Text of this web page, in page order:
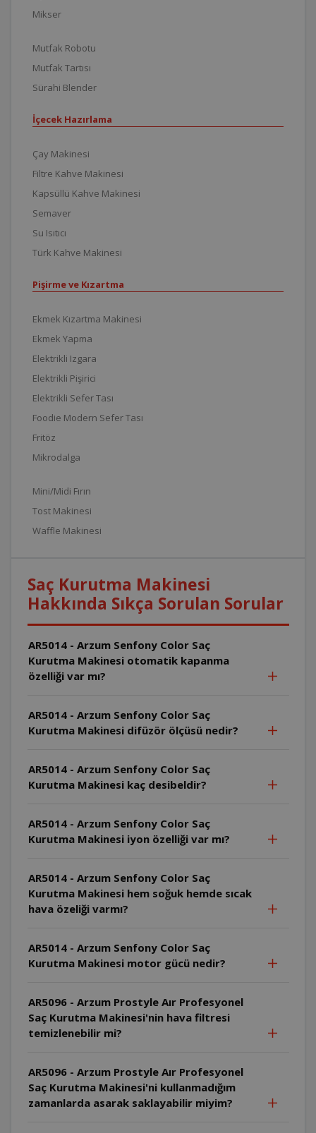
Mikser
Mutfak Robotu
Mutfak Tartısı
Sürahi Blender
İçecek Hazırlama
Çay Makinesi
Filtre Kahve Makinesi
Kapsüllü Kahve Makinesi
Semaver
Su Isıtıcı
Türk Kahve Makinesi
Pişirme ve Kızartma
Ekmek Kızartma Makinesi
Ekmek Yapma
Elektrikli Izgara
Elektrikli Pişirici
Elektrikli Sefer Tası
Foodie Modern Sefer Tası
Fritöz
Mikrodalga
Mini/Midi Fırın
Tost Makinesi
Waffle Makinesi
Saç Kurutma Makinesi
Hakkında Sıkça Sorulan Sorular
AR5014 - Arzum Senfony Color Saç
Kurutma Makinesi otomatik kapanma
özelliği var mı?
AR5014 - Arzum Senfony Color Saç
Kurutma Makinesi difüzör ölçüsü nedir?
AR5014 - Arzum Senfony Color Saç
Kurutma Makinesi kaç desibeldir?
AR5014 - Arzum Senfony Color Saç
Kurutma Makinesi iyon özelliği var mı?
AR5014 - Arzum Senfony Color Saç
Kurutma Makinesi hem soğuk hemde sıcak
hava özeliği varmı?
AR5014 - Arzum Senfony Color Saç
Kurutma Makinesi motor gücü nedir?
AR5096 - Arzum Prostyle Aır Profesyonel
Saç Kurutma Makinesi'nin hava filtresi
temizlenebilir mi?
AR5096 - Arzum Prostyle Aır Profesyonel
Saç Kurutma Makinesi'ni kullanmadığım
zamanlarda asarak saklayabilir miyim?